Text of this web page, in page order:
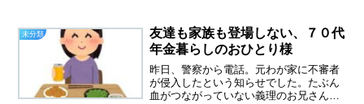
で、妹は東京から踊り子号で来て、湯河
原駅で待ち合わせました。妹...
未分類
友達も家族も登場しない、７０代
年金暮らしのおひとり様
昨日、警察から電話。元わが家に不審者
が侵入したという知らせでした。たぶん
血がつながっていない義理のお兄さんの